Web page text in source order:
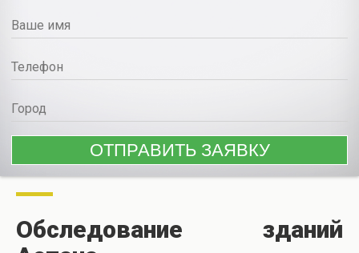
Обследование зданий